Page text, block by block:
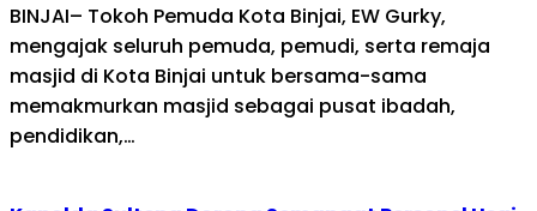
BINJAI– Tokoh Pemuda Kota Binjai, EW Gurky,
mengajak seluruh pemuda, pemudi, serta remaja
masjid di Kota Binjai untuk bersama-sama
memakmurkan masjid sebagai pusat ibadah,
pendidikan,…